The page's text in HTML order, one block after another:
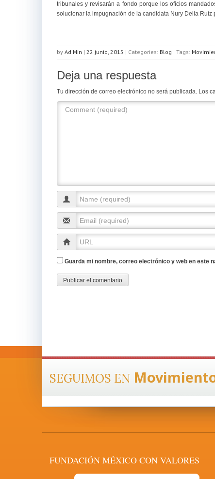
tribunales y revisarán a fondo porque los oficios
solucionar la impugnación de la candidata Nury Delia Ruíz
by Ad Min | 22 junio, 2015 | Categories: Blog | Tags:
Deja una respuesta
Tu dirección de correo electrónico no será publicada. Los
Guarda mi nombre, correo electrónico y web en este
SEGUIMOS EN
FUNDACIÓN MÉXICO CON VALORES